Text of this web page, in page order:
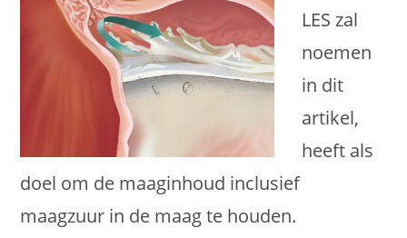
LES zal
noemen
in dit
artikel,
heeft als
doel om de maaginhoud inclusief
maagzuur in de maag te houden.